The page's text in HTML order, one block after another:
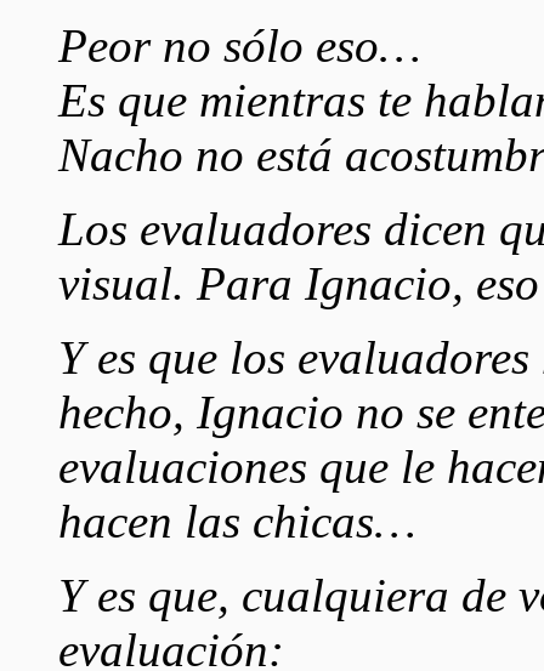
Peor no sólo eso…
Es que mientras te
Nacho no está
Los evaluadores dicen
visual. Para Ignacio,
Y es que los
hecho, Ignacio no se
evaluaciones que le
hacen las chicas…
Y es que, cualquiera de
evaluación: